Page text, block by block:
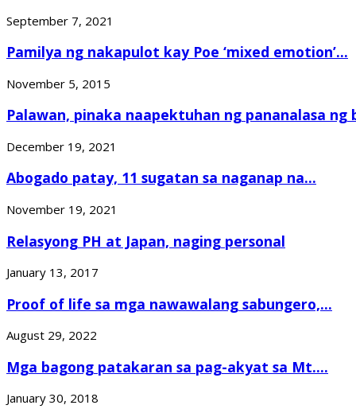
September 7, 2021
Pamilya ng nakapulot kay Poe ‘mixed emotion’...
November 5, 2015
Palawan, pinaka naapektuhan ng pananalasa ng
December 19, 2021
Abogado patay, 11 sugatan sa naganap na...
November 19, 2021
Relasyong PH at Japan, naging personal
January 13, 2017
Proof of life sa mga nawawalang sabungero,...
August 29, 2022
Mga bagong patakaran sa pag-akyat sa Mt....
January 30, 2018